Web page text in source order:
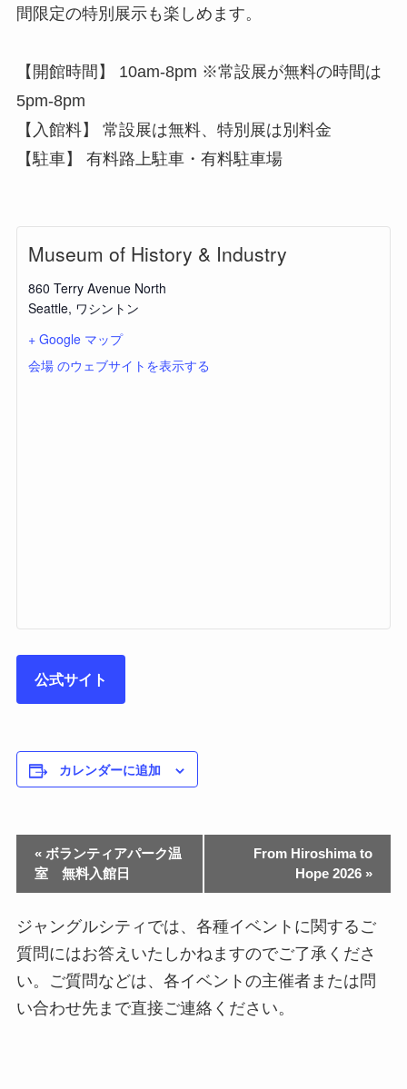
間限定の特別展示も楽しめます。
【開館時間】 10am-8pm ※常設展が無料の時間は
5pm-8pm
【入館料】 常設展は無料、特別展は別料金
【駐車】 有料路上駐車・有料駐車場
Museum of History & Industry
860 Terry Avenue North
Seattle, ワシントン
+ Google マップ
会場 のウェブサイトを表示する
公式サイト
カレンダーに追加
«ボランティアパーク温
室 無料入館日
From Hiroshima to
Hope 2026 »
ジャングルシティでは、各種イベントに関するご
質問にはお答えいたしかねますのでご了承くださ
い。ご質問などは、各イベントの主催者または問
い合わせ先まで直接ご連絡ください。